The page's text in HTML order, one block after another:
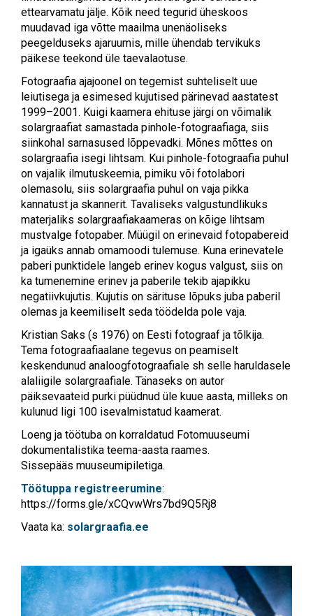
ettearvamatu jälje. Kõik need tegurid üheskoos
muudavad iga võtte maailma unenäoliseks
peegelduseks ajaruumis, mille ühendab tervikuks
päikese teekond üle taevalaotuse.
Fotograafia ajajoonel on tegemist suhteliselt uue
leiutisega ja esimesed kujutised pärinevad aastatest
1999–2001. Kuigi kaamera ehituse järgi on võimalik
solargraafiat samastada pinhole-fotograafiaga, siis
siinkohal sarnasused lõppevadki. Mõnes mõttes on
solargraafia isegi lihtsam. Kui pinhole-fotograafia puhul
on vajalik ilmutuskeemia, pimiku või fotolabori
olemasolu, siis solargraafia puhul on vaja pikka
kannatust ja skannerit. Tavaliseks valgustundlikuks
materjaliks solargraafiakaameras on kõige lihtsam
mustvalge fotopaber. Müügil on erinevaid fotopabereid
ja igaüks annab omamoodi tulemuse. Kuna erinevatele
paberi punktidele langeb erinev kogus valgust, siis on
ka tumenemine erinev ja paberile tekib ajapikku
negatiivkujutis. Kujutis on särituse lõpuks juba paberil
olemas ja keemiliselt seda töödelda pole vaja.
Kristian Saks (s 1976) on Eesti fotograaf ja tõlkija.
Tema fotograafiaalane tegevus on peamiselt
keskendunud analoogfotograafiale sh selle haruldasele
alaliigile solargraafiale. Tänaseks on autor
päiksevaateid purki püüdnud üle kuue aasta, milleks on
kulunud ligi 100 isevalmistatud kaamerat.
Loeng ja töötuba on korraldatud Fotomuuseumi
dokumentalistika teema-aasta raames.
Sissepääs muuseumipiletiga.
Töötuppa registreerumine:
https://forms.gle/xCQvwWrs7bd9Q5Rj8
Vaata ka: solargraafia.ee